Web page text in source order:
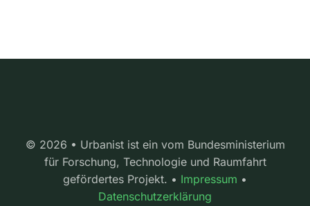
© 2026 • Urbanist ist ein vom Bundesministerium
für Forschung, Technologie und Raumfahrt
gefördertes Projekt. • Impressum •
Datenschutzerklärung